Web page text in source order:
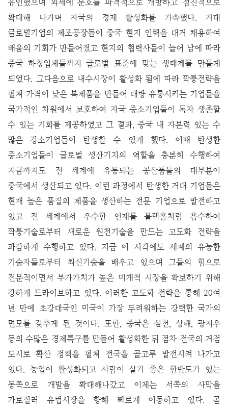
유인했으며 외세에 문호를 파격적으로 개방하고 점진적으로
확대해 나가며 자국의 경제 활성화를 가속했다. 거대
글로벌기업의 제조공장들이 중국 현지 인력을 대거 채용하여
배움의 기회가 만들어졌고 현지의 협력사들이 늘어 남에 따라
중국 하청업체들까지 글로벌 표준에 맞는 생태계를 만들게
되었다. 그다음으로 내수시장이 활성화 됨에 따라 짝퉁전략을
펼쳐 가격이 낮은 복제품을 만들어 대량 유통시키는 기업들을
국가적인 차원에서 보호하여 자국 중소기업들이 독자 생존할
수 있는 기회를 제공하였고 그 결과, 중국 내 자본력 있는 수
많은 강소기업들이 탄생할 수 있게 했다. 이때 탄생한
중소기업들이 글로벌 생산기지의 역할을 충분히 수행하여
지금까지도 전 세계에 유통되는 공산품들의 대부분이
중국에서 생산되고 있다. 이런 과정에서 탄생한 거대 기업들은
현재 높은 품질의 제품을 생산하는 전문 기업으로 발전하고
있고 전 세계에서 우수한 인재를 블랙홀처럼 흡수하여
짝퉁기술로부터 새로운 원천기술을 만드는 고도화 전략을
과감하게 수행하고 있다. 지금 이 시각에도 세계의 유능한
기술자들로부터 최신기술을 배우고 있으며 그들의 힘으로
전문적이면서 부가가치가 높은 미개척 시장을 확보하기 위해
강하게 드라이브하고 있다. 이러한 고도화 전략을 통해 20여
년 만에 초강대국인 미국이 가장 두려워하는 강력한 국가의
면모를 갖추게 된 것이다. 또한, 중국은 심천, 상해, 광저우
등의 수많은 경제특구를 만들어 활성화한 뒤 점차 전국의 거점
도시로 확산 정책을 펼쳐 전국을 골고루 발전시켜 나가고
있다. 농업이 활성화되고 사람이 살기 좋은 한반도가 있는
동쪽으로 개발을 확대해나갔고 이제는 서쪽의 사막을
가로질러 유럽시장을 향해 빠르게 이동하고 있다. 곧